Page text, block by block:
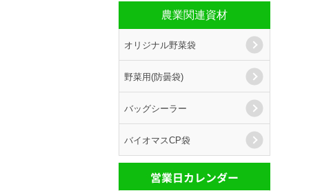
農業関連資材
オリジナル野菜袋
野菜用(防曇袋)
バッグシーラー
バイオマスCP袋